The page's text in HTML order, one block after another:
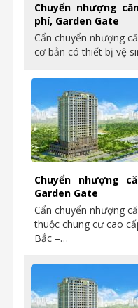
Chuyển nhượng
phí, Garden Gate
Cẩn chuyển nhượng
cơ bản có thiết bị vệ
Chuyển nhượng
Garden Gate
Cẩn chuyển nhượng
thuộc chung cư cao
Bắc –…